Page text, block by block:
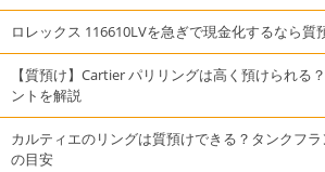
ロレックス 116610LVを急ぎで現金化するなら質
【質預け】Cartier パリリングは高く預けられる
ントを解説
カルティエのリングは質預けできる？タンクフ
の目安